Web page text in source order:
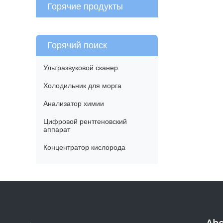
Горячие продукты
Горячий поиск
Ультразвуковой сканер
Холодильник для морга
Анализатор химии
Цифровой рентгеновский
аппарат
Концентратор кислорода